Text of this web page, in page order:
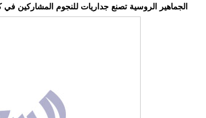
الجماهير الروسية تصنع جداريات للنجوم المشاركين